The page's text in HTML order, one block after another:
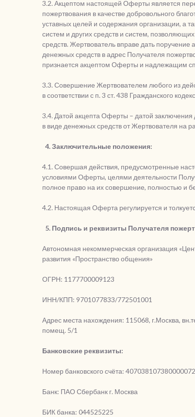
3.2. Акцептом настоящей Оферты является
пожертвования в качестве добровольного
уставных целей и содержания организации, а
систем и других средств и систем,
средств. Жертвователь вправе дать
денежных средств в адрес Получателя
признается акцептом Оферты и надлежащим
3.3. Совершение Жертвователем любого из
в соответствии с п. 3 ст. 438 Гражданского
3.4. Датой акцепта Оферты – датой
в виде денежных средств от Жертвователя на
4. Заключительные положения:
4.1. Совершая действия, предусмотренные
условиями Оферты, целями деятельности
полное право на их совершение, полностью и
4.2. Настоящая Оферта регулируется и
5. Подпись и реквизиты Получателя
Автономная некоммерческая организация
развития «Пространство общения»
ОГРН: 1177700009123
ИНН/КПП: 9701077833/772501001
Адрес места нахождения: 115068, г.Москва,
помещ. 5/1
Банковские реквизиты:
Номер банковского счёта:
Банк: ПАО Сбербанк г. Москва
БИК банка: 044525225